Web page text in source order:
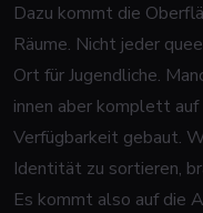
Dazu kommt die
Räume. Nicht jeder
Ort für Jugendliche.
innen aber komplett
Verfügbarkeit gebaut.
Identität zu sortieren,
Es kommt also auf die